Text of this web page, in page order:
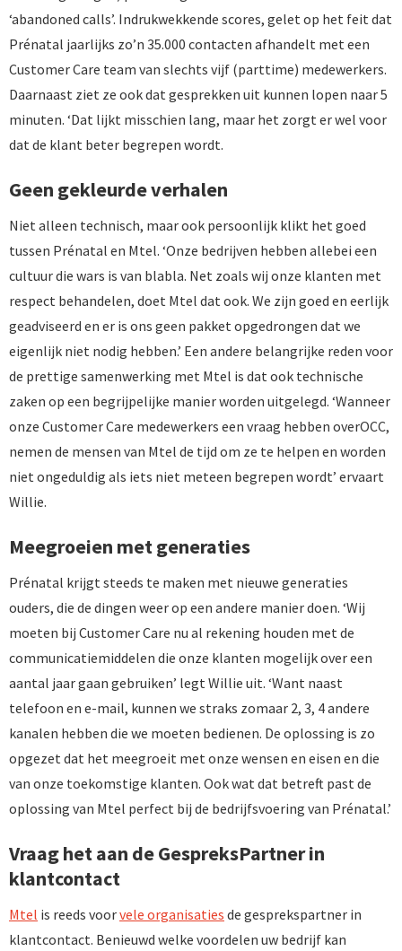
‘abandoned calls’. Indrukwekkende scores, gelet op het feit dat
Prénatal jaarlijks zo’n 35.000 contacten afhandelt met een
Customer Care team van slechts vijf (parttime) medewerkers.
Daarnaast ziet ze ook dat gesprekken uit kunnen lopen naar 5
minuten. ‘Dat lijkt misschien lang, maar het zorgt er wel voor
dat de klant beter begrepen wordt.
Geen gekleurde verhalen
Niet alleen technisch, maar ook persoonlijk klikt het goed
tussen Prénatal en Mtel. ‘Onze bedrijven hebben allebei een
cultuur die wars is van blabla. Net zoals wij onze klanten met
respect behandelen, doet Mtel dat ook. We zijn goed en eerlijk
geadviseerd en er is ons geen pakket opgedrongen dat we
eigenlijk niet nodig hebben.’ Een andere belangrijke reden voor
de prettige samenwerking met Mtel is dat ook technische
zaken op een begrijpelijke manier worden uitgelegd. ‘Wanneer
onze Customer Care medewerkers een vraag hebben overOCC,
nemen de mensen van Mtel de tijd om ze te helpen en worden
niet ongeduldig als iets niet meteen begrepen wordt’ ervaart
Willie.
Meegroeien met generaties
Prénatal krijgt steeds te maken met nieuwe generaties
ouders, die de dingen weer op een andere manier doen. ‘Wij
moeten bij Customer Care nu al rekening houden met de
communicatiemiddelen die onze klanten mogelijk over een
aantal jaar gaan gebruiken’ legt Willie uit. ‘Want naast
telefoon en e-mail, kunnen we straks zomaar 2, 3, 4 andere
kanalen hebben die we moeten bedienen. De oplossing is zo
opgezet dat het meegroeit met onze wensen en eisen en die
van onze toekomstige klanten. Ook wat dat betreft past de
oplossing van Mtel perfect bij de bedrijfsvoering van Prénatal.’
Vraag het aan de GespreksPartner in
klantcontact
Mtel is reeds voorvele organisaties de gesprekspartner in
klantcontact. Benieuwd welke voordelen uw bedrijf kan